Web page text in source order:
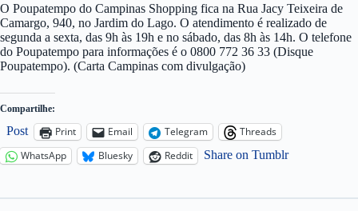
O Poupatempo do Campinas Shopping fica na Rua Jacy Teixeira de
Camargo, 940, no Jardim do Lago. O atendimento é realizado de
segunda a sexta, das 9h às 19h e no sábado, das 8h às 14h. O telefone
do Poupatempo para informações é o 0800 772 36 33 (Disque
Poupatempo). (Carta Campinas com divulgação)
Compartilhe:
Post Print Email Telegram
Threads
WhatsApp
Bluesky Reddit Share on Tumblr